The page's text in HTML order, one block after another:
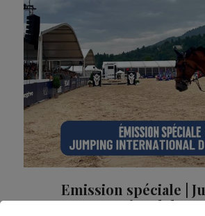
Emission spéciale |
International de